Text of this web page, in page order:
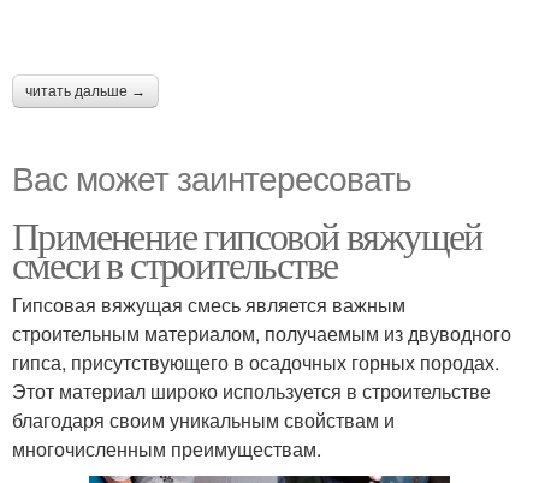
читать дальше →
Вас может заинтересовать
Применение гипсовой вяжущей
смеси в строительстве
Гипсовая вяжущая смесь является важным
строительным материалом, получаемым из двуводного
гипса, присутствующего в осадочных горных породах.
Этот материал широко используется в строительстве
благодаря своим уникальным свойствам и
многочисленным преимуществам.